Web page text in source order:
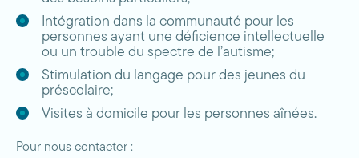
Intégration dans la communauté pour les
personnes ayant une déficience intellectuelle
ou un trouble du spectre de l’autisme;
Stimulation du langage pour des jeunes du
préscolaire;
Visites à domicile pour les personnes aînées.
Pour nous contacter :